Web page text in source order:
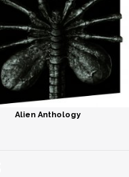
Alien Anthology